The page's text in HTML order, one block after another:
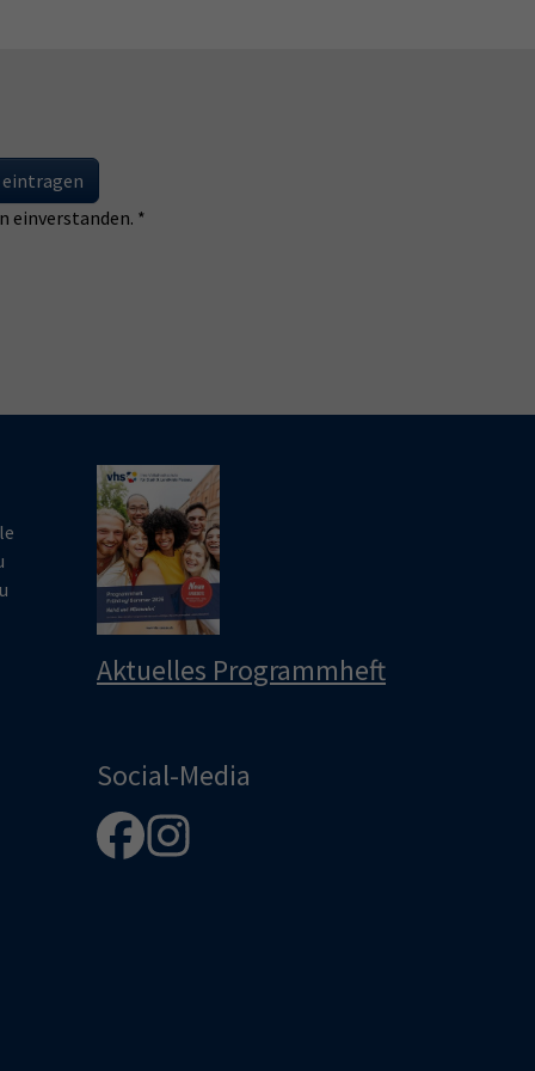
eintragen
einverstanden. *
Aktuelles Programmheft
Social-Media